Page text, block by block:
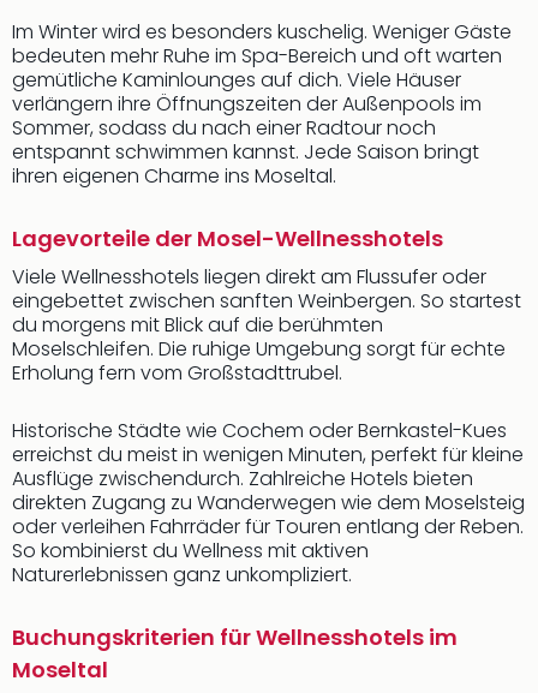
Im Winter wird es besonders kuschelig. Weniger Gäste
bedeuten mehr Ruhe im Spa-Bereich und oft warten
gemütliche Kaminlounges auf dich. Viele Häuser
verlängern ihre Öffnungszeiten der Außenpools im
Sommer, sodass du nach einer Radtour noch
entspannt schwimmen kannst. Jede Saison bringt
ihren eigenen Charme ins Moseltal.
Lagevorteile der Mosel-Wellnesshotels
Viele Wellnesshotels liegen direkt am Flussufer oder
eingebettet zwischen sanften Weinbergen. So startest
du morgens mit Blick auf die berühmten
Moselschleifen. Die ruhige Umgebung sorgt für echte
Erholung fern vom Großstadttrubel.
Historische Städte wie Cochem oder Bernkastel-Kues
erreichst du meist in wenigen Minuten, perfekt für kleine
Ausflüge zwischendurch. Zahlreiche Hotels bieten
direkten Zugang zu Wanderwegen wie dem Moselsteig
oder verleihen Fahrräder für Touren entlang der Reben.
So kombinierst du Wellness mit aktiven
Naturerlebnissen ganz unkompliziert.
Buchungskriterien für Wellnesshotels im
Moseltal